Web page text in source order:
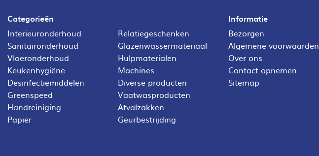
Categorieën
Interieuronderhoud
Sanitaironderhoud
Vloeronderhoud
Keukenhygiëne
Desinfectiemiddelen
Greenspeed
Handreiniging
Papier
Relatiegeschenken
Glazenwassermateriaal
Hulpmaterialen
Machines
Diverse producten
Vaatwasproducten
Afvalzakken
Geurbestrijding
Informatie
Bezorgen
Algemene voorwaarden
Over ons
Contact opnemen
Sitemap